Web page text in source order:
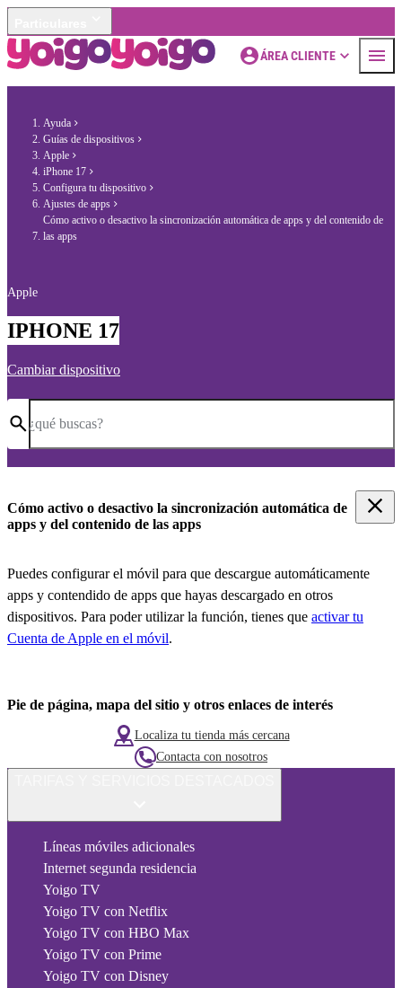
ÁREA CLIENTE
Ayuda
Guías de dispositivos
Apple
iPhone 17
Configura tu dispositivo
Ajustes de apps
Cómo activo o desactivo la sincronización automática de apps y del contenido de
las apps
Apple
IPHONE 17
Cambiar dispositivo
¿qué buscas?
Cómo activo o desactivo la sincronización automática de
apps y del contenido de las apps
Puedes configurar el móvil para que descargue automáticamente
apps y contendido de apps que hayas descargado en otros
dispositivos. Para poder utilizar la función, tienes que activar tu
Cuenta de Apple en el móvil.
Pie de página, mapa del sitio y otros enlaces de interés
Localiza tu tienda más cercana
Contacta con nosotros
Líneas móviles adicionales
Internet segunda residencia
Yoigo TV
Yoigo TV con Netflix
Yoigo TV con HBO Max
Yoigo TV con Prime
Yoigo TV con Disney